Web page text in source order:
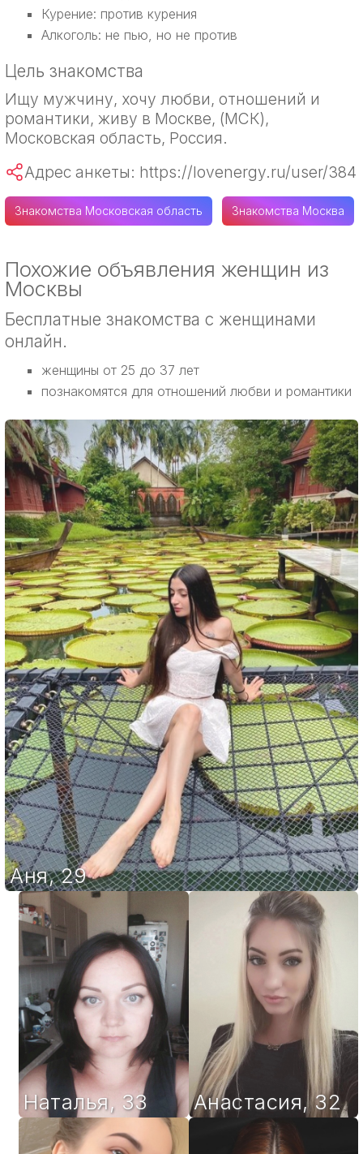
Курение: против курения
Алкоголь: не пью, но не против
Цель знакомства
Ищу мужчину, хочу любви, отношений и
романтики, живу в Москве, (МСК),
Московская область, Россия.
Адрес анкеты: https://lovenergy.ru/user/384
Знакомства Московская область Знакомства Москва
Похожие объявления женщин из
Москвы
Бесплатные знакомства с женщинами
онлайн.
женщины от 25 до 37 лет
познакомятся для отношений любви и романтики
Аня,29
Анастасия,32
Наталья, 33